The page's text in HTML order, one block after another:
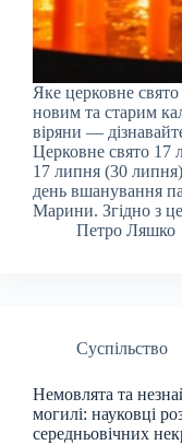
Яке церковне свято
новим та старим
віряни —
Церковне свято 17
17 липня (30
день вшанування
Марини. Згідно з
Петро Ляшко
Суспільство
Немовлята та
могилі: науковці
середньовічних